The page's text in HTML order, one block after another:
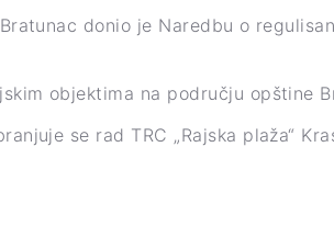
donio je Naredbu o
objektima na području opštine
se rad TRC „Rajska plaža“